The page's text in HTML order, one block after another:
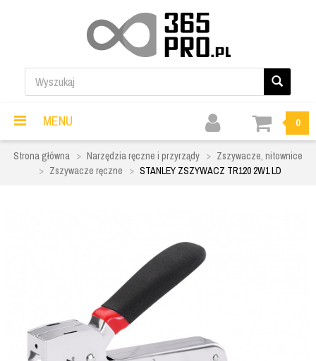
MENU 0
Strona główna Narzędzia ręczne i przyrządy
Zszywacze, nitownice
Zszywacze ręczne
STANLEY ZSZYWACZ TR120 2W1 LD